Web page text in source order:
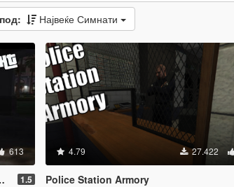
Највеќе Симнати
613
1.5
4.79 27.422
Police Station Armory